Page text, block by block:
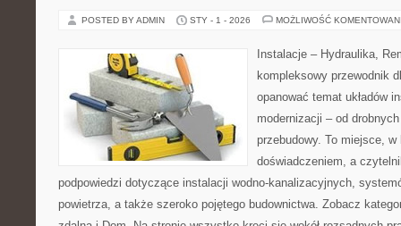
POSTED BY ADMIN STY - 1 - 2026 MOŻLIWOŚĆ
Instalacje – Hydraulika,
kompleksowy przewodnik
opanować temat układów
modernizacji – od
przebudowy. To miejsce,
doświadczeniem, a
podpowiedzi dotyczące instalacji wodno-kanalizacyjnych,
powietrza, a także szeroko pojętego budownictwa. Zobacz